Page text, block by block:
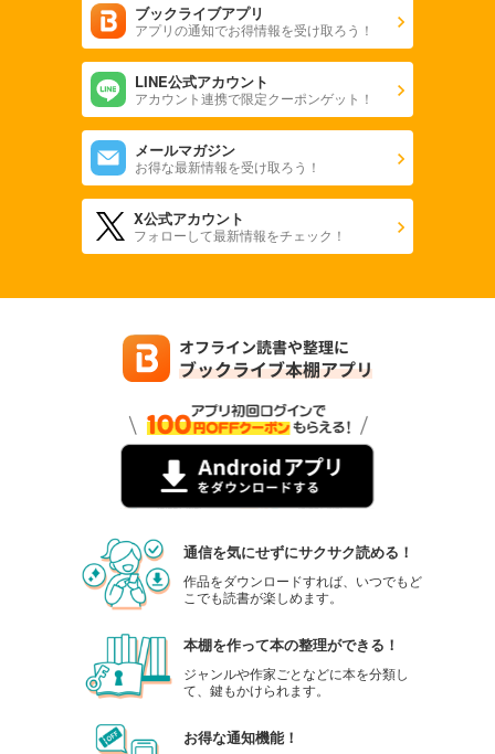
ブックライブアプリ
アプリの通知でお得情報を受け取ろう！
LINE公式アカウント
アカウント連携で限定クーポンゲット！
メールマガジン
お得な最新情報を受け取ろう！
X公式アカウント
フォローして最新情報をチェック！
通信を気にせずにサクサク読める！
作品をダウンロードすれば、いつでもど
こでも読書が楽しめます。
本棚を作って本の整理ができる！
ジャンルや作家ごとなどに本を分類し
て、鍵もかけられます。
お得な通知機能！